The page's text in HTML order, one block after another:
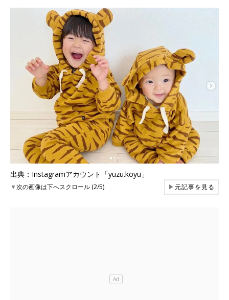
出典：Instagramアカウント「yuzu.koyu」
▼次の画像は下へスクロール (2/5) ▶元記事を見る